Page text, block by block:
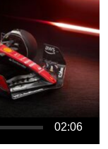
02:06